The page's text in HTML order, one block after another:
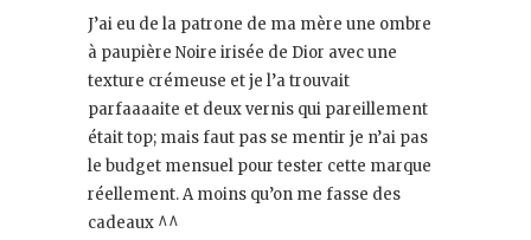
J’ai eu de la patrone de ma mère une ombre
à paupière Noire irisée de Dior avec une
texture crémeuse et je l’a trouvait
parfaaaaite et deux vernis qui pareillement
était top; mais faut pas se mentir je n’ai pas
le budget mensuel pour tester cette marque
réellement. A moins qu’on me fasse des
cadeaux ^^